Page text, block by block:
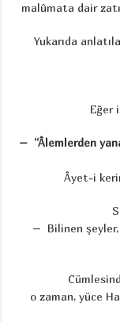
malûmata dair
Yukarıda
Eğer
– “Âlemlerden
Âyet-i
– Bilinen şeyler,
o zaman, yüce